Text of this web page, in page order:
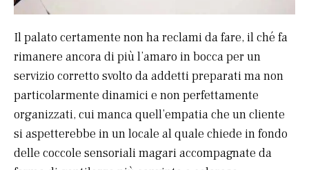
Il palato certamente non ha reclami da fare, il ché fa
rimanere ancora di più l’amaro in bocca per un
servizio corretto svolto da addetti preparati ma non
particolarmente dinamici e non perfettamente
organizzati, cui manca quell’empatia che un cliente
si aspetterebbe in un locale al quale chiede in fondo
delle coccole sensoriali magari accompagnate da